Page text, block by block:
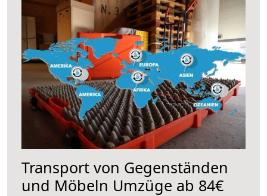
Transport von Gegenständen
und Möbeln Umzüge ab 84€